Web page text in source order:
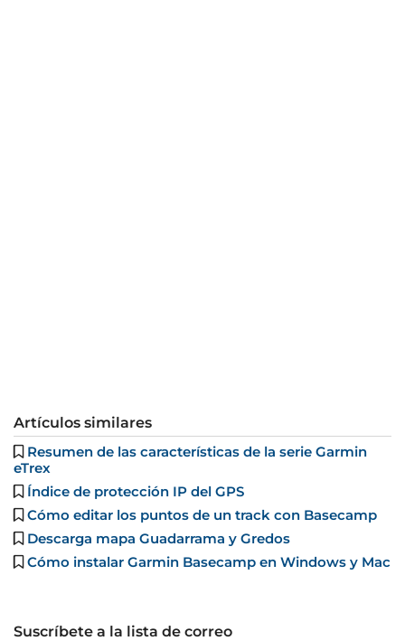
Artículos similares
Resumen de las características de la serie Garmin
eTrex
Índice de protección IP del GPS
Cómo editar los puntos de un track con Basecamp
Descarga mapa Guadarrama y Gredos
Cómo instalar Garmin Basecamp en Windows y Mac
Suscríbete a la lista de correo